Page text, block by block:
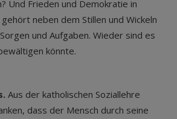
Und Frieden und Demokratie in
gehört neben dem Stillen und Wickeln
und Aufgaben. Wieder sind es
könnte.
Aus der katholischen Soziallehre
dass der Mensch durch seine